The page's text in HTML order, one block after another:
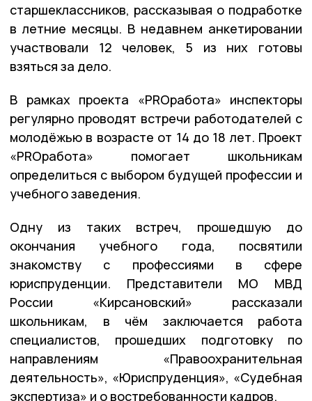
старшеклассников, рассказывая о подработке
в летние месяцы. В недавнем анкетировании
участвовали 12 человек, 5 из них готовы
взяться за дело.
В рамках проекта «PROработа» инспекторы
регулярно проводят встречи работодателей с
молодёжью в возрасте от 14 до 18 лет. Проект
«PROработа» помогает школьникам
определиться с выбором будущей профессии и
учебного заведения.
Одну из таких встреч, прошедшую до
окончания учебного года, посвятили
знакомству с профессиями в сфере
юриспруденции. Представители МО МВД
России «Кирсановский» рассказали
школьникам, в чём заключается работа
специалистов, прошедших подготовку по
направлениям «Правоохранительная
деятельность», «Юриспруденция», «Судебная
экспертиза» и о востребованности кадров.